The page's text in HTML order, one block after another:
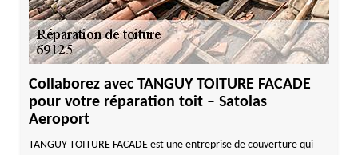
Collaborez avec TANGUY TOITURE FACADE
pour votre réparation toit – Satolas
Aeroport
TANGUY TOITURE FACADE est une entreprise de couverture qui